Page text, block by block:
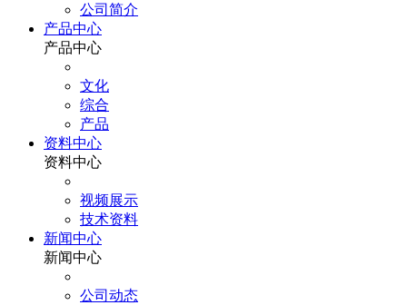
公司简介
产品中心
产品中心
文化
综合
产品
资料中心
资料中心
视频展示
技术资料
新闻中心
新闻中心
公司动态